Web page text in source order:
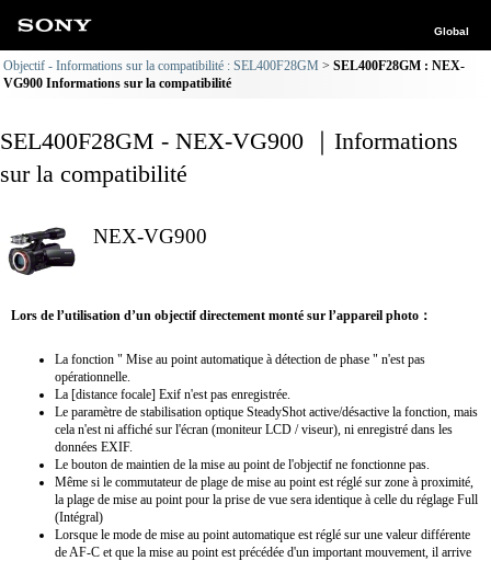
Global
Objectif - Informations sur la compatibilité : SEL400F28GM
SEL400F28GM : NEX-
VG900 Informations sur la compatibilité
SEL400F28GM - NEX-VG900 ｜Informations
sur la compatibilité
NEX-VG900
Lors de l’utilisation d’un objectif directement monté sur l’appareil photo：
La fonction " Mise au point automatique à détection de phase " n'est pas
opérationnelle.
La [distance focale] Exif n'est pas enregistrée.
Le paramètre de stabilisation optique SteadyShot active/désactive la fonction, mais
cela n'est ni affiché sur l'écran (moniteur LCD / viseur), ni enregistré dans les
données EXIF.
Le bouton de maintien de la mise au point de l'objectif ne fonctionne pas.
Même si le commutateur de plage de mise au point est réglé sur zone à proximité,
la plage de mise au point pour la prise de vue sera identique à celle du réglage Full
(Intégral)
Lorsque le mode de mise au point automatique est réglé sur une valeur différente
de AF-C et que la mise au point est précédée d'un important mouvement, il arrive